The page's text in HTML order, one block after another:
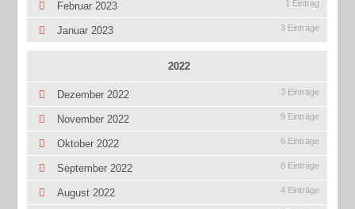
Februar 2023 1 Eintrag
Januar 2023 3 Einträge
2022
Dezember 2022 3 Einträge
November 2022 9 Einträge
Oktober 2022 6 Einträge
September 2022 8 Einträge
August 2022 4 Einträge